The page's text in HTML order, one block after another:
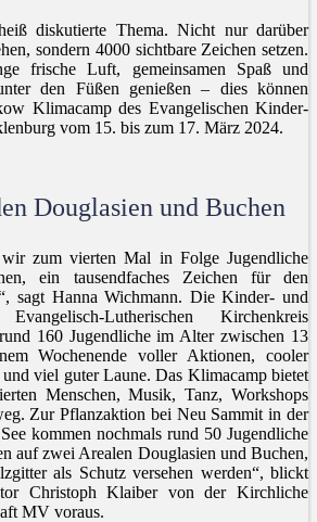
diskutierte Thema. Nicht nur darüber
sondern 4000 sichtbare Zeichen setzen.
frische Luft, gemeinsamen Spaß und
den Füßen genießen – dies können
Klimacamp des Evangelischen Kinder-
vom 15. bis zum 17. März 2024.
Douglasien und Buchen
zum vierten Mal in Folge Jugendliche
ein tausendfaches Zeichen für den
sagt Hanna Wichmann. Die Kinder- und
Lutherischen Kirchenkreis
160 Jugendliche im Alter zwischen 13
Wochenende voller Aktionen, cooler
viel guter Laune. Das Klimacamp bietet
Menschen, Musik, Tanz, Workshops
Zur Pflanzaktion bei Neu Sammit in der
kommen nochmals rund 50 Jugendliche
auf zwei Arealen Douglasien und Buchen,
als Schutz versehen werden“, blickt
Christoph Klaiber von der Kirchliche
MV voraus.